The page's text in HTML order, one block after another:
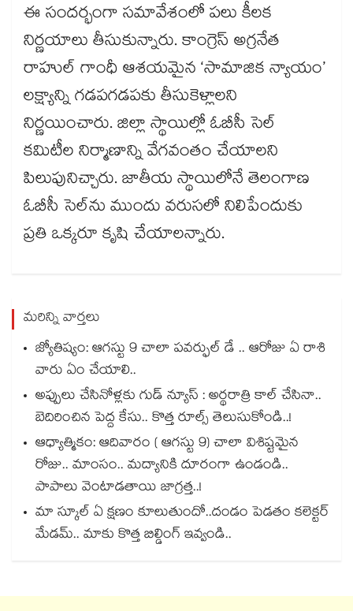
ఈ సందర్భంగా సమావేశంలో పలు కీలక
నిర్ణయాలు తీసుకున్నారు. కాంగ్రెస్ అగ్రనేత
రాహుల్ గాంధీ ఆశయమైన ‘సామాజిక న్యాయం’
లక్ష్యాన్ని గడపగడపకు తీసుకెళ్లాలని
నిర్ణయించారు. జిల్లా స్థాయిల్లో ఓబీసీ సెల్
కమిటీల నిర్మాణాన్ని వేగవంతం చేయాలని
పిలుపునిచ్చారు. జాతీయ స్థాయిలోనే తెలంగాణ
ఓబీసీ సెల్‌‌ను ముందు వరుసలో నిలిపేందుకు
ప్రతి ఒక్కరూ కృషి చేయాలన్నారు.
మరిన్ని వార్తలు
జ్యోతిష్యం: ఆగస్టు 9 చాలా పవర్ఫుల్ డే .. ఆరోజు ఏ రాశి
వారు ఏం చేయాలి..
అప్పులు చేసినోళ్లకు గుడ్ న్యూస్ : అర్థరాత్రి కాల్ చేసినా..
బెదిరించిన పెద్ద కేసు.. కొత్త రూల్స్ తెలుసుకోండి..!
ఆధ్యాత్మికం: ఆదివారం ( ఆగస్టు 9) చాలా విశిష్టమైన
రోజు.. మాంసం.. మద్యానికి దూరంగా ఉండండి..
పాపాలు వెంటాడతాయి జాగ్రత్త..!
మా స్కూల్ ఏ క్షణం కూలుతుందో..దండం పెడతం కలెక్టర్
మేడమ్.. మాకు కొత్త బిల్డింగ్ ఇవ్వండి..